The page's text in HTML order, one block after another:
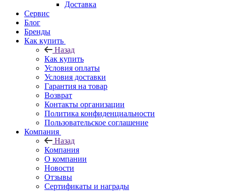
Доставка
Сервис
Блог
Бренды
Как купить
Назад
Как купить
Условия оплаты
Условия доставки
Гарантия на товар
Возврат
Контакты организации
Политика конфиденциальности
Пользовательское соглашение
Компания
Назад
Компания
О компании
Новости
Отзывы
Сертификаты и награды